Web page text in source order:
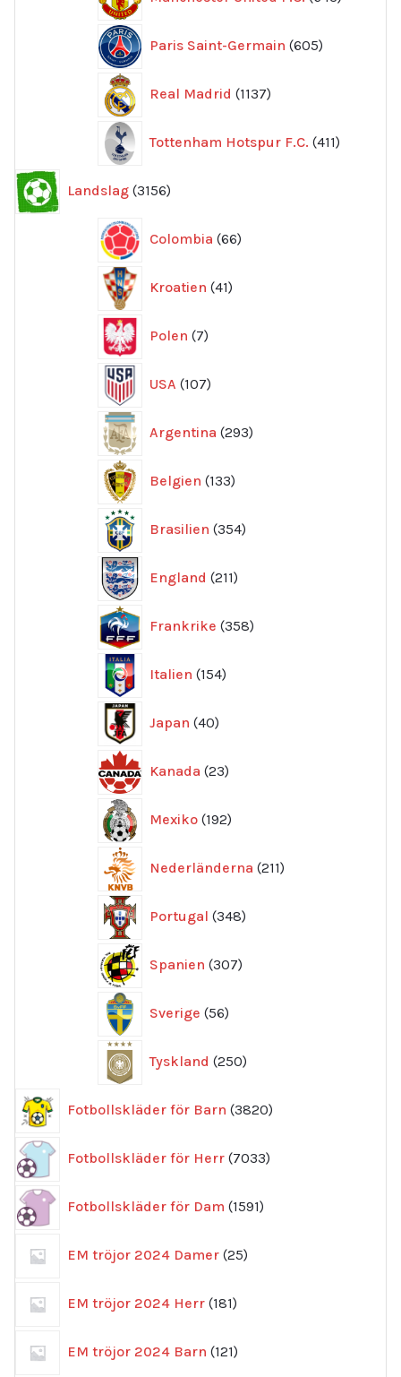
Paris Saint-Germain 605
produkter
Real Madrid 1137
produkter
Tottenham Hotspur F.C. 411
produkter
Landslag 3156
produkter
Colombia 66
produkter
Kroatien 41
produkter
Polen 7
produkter
USA 107
produkter
Argentina 293
produkter
Belgien 133
produkter
Brasilien 354
produkter
England 211
produkter
Frankrike 358
produkter
Italien 154
produkter
Japan 40
produkter
Kanada 23
produkter
Mexiko 192
produkter
Nederländerna 211
produkter
Portugal 348
produkter
Spanien 307
produkter
Sverige 56
produkter
Tyskland 250
produkter
Fotbollskläder för Barn 3820
produkter
Fotbollskläder för Herr 7033
produkter
Fotbollskläder för Dam 1591
produkter
EM tröjor 2024 Damer 25
produkter
EM tröjor 2024 Herr 181
produkter
EM tröjor 2024 Barn 121
produkter